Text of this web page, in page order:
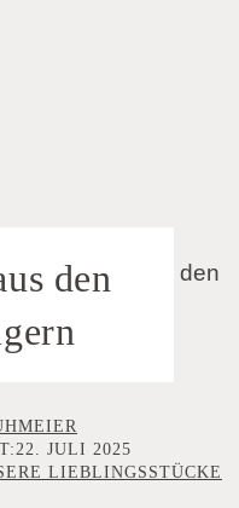
den
22. JULI 2025
LIEBLINGSSTÜCKE